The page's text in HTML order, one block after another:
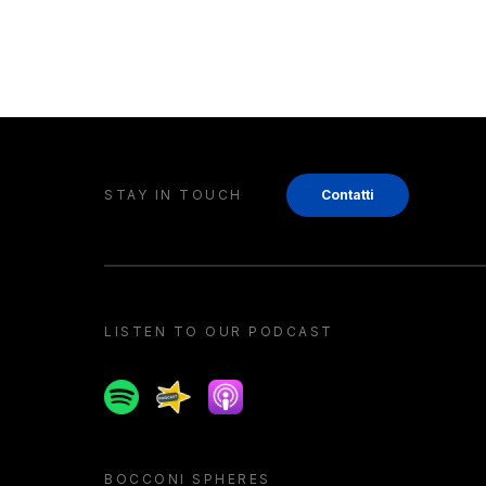
STAY IN TOUCH Contatti
LISTEN TO OUR PODCAST
SpotifySpreakerApple podcast
BOCCONI SPHERES